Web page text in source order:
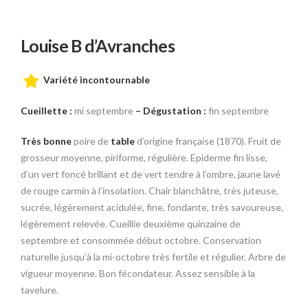
Louise B d’Avranches
Variété incontournable
Cueillette : mi septembre – Dégustation : fin septembre
Très bonnepoire de tabled’origine française (1870). Fruit de
grosseur moyenne, piriforme, régulière. Epiderme fin lisse,
d’un vert foncé brillant et de vert tendre à l’ombre, jaune lavé
de rouge carmin à l’insolation. Chair blanchâtre, très juteuse,
sucrée, légèrement acidulée, fine, fondante, très savoureuse,
légèrement relevée. Cueillie deuxième quinzaine de
septembre et consommée début octobre. Conservation
naturelle jusqu’à la mi-octobre très fertile et régulier. Arbre de
vigueur moyenne. Bon fécondateur. Assez sensible à la
tavelure.